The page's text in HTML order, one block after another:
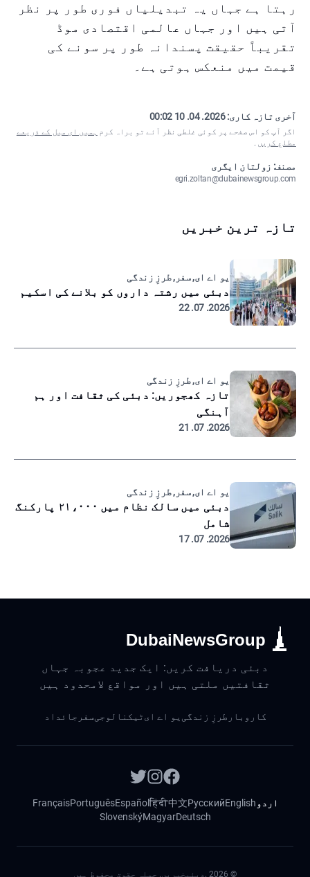
رہتا ہے جہاں یہ تبدیلیاں فوری طور پر نظر
آتی ہیں اور جہاں عالمی اقتصادی موڈ
تقریباً حقیقت پسندانہ طور پر سونے کی
قیمت میں منعکس ہوتی ہے۔
آخری تازہ کاری:2026. 04. 10 00:02
اگر آپ کو اس صفحے پر کوئی غلطی نظر آئے تو براہ کرم ہمیں ای میل کے ذریعے
مطلع کریں ۔
مصنف: زولتان ایگری
egri.zoltan@dubainewsgroup.com
تازہ ترین خبریں
یو اے ای, سفر, طرزِ زندگی
دبئی میں رشتہ داروں کو بلانے کی اسکیم
2026. 07. 22
یو اے ای, طرزِ زندگی
تازہ کھجوریں: دبئی کی ثقافت اور ہم
آہنگی
2026. 07. 21
یو اے ای, سفر, طرزِ زندگی
دبئی میں سالک نظام میں ۲۱،۰۰۰ پارکنگ
شامل
2026. 07. 17
DubaiNewsGroup
دبئی دریافت کریں: ایک جدید عجوبہ جہاں
ثقافتیں ملتی ہیں اور مواقع لامحدود ہیں
کاروبار طرزِ زندگی یو اے ایٹیکنالوجیسفر جائداد
اردو English
Русский
中文
हिंदी
Español
Português
Français
Deutsch
Magyar
Slovenský
©
2026 .دبئیخبریں. جملہ حقوق محفوظ ہیں